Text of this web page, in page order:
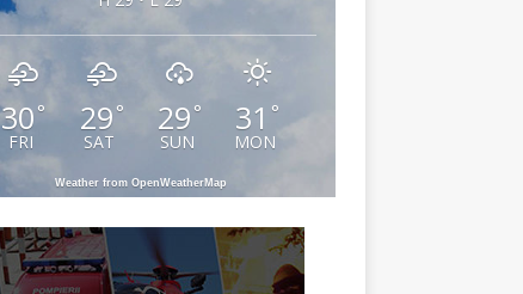
30 °
FRI
29 °
SAT
29 °
SUN
31 °
MON
Weather from OpenWeatherMap